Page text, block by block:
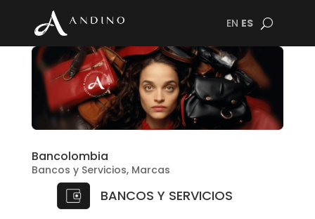
EN ES
Bancolombia
Bancos y Servicios, Marcas
BANCOS Y SERVICIOS